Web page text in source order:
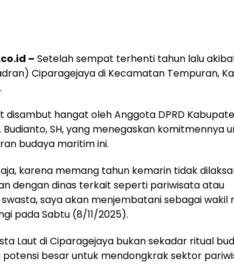
– Setelah sempat terhenti tahun lalu
Ciparagejaya di Kecamatan Tempuran,
disambut hangat oleh Anggota DPRD
SH, yang menegaskan komitmennya
budaya maritim ini.
karena memang tahun kemarin tidak
dengan dinas terkait seperti pariwisata atau
saya akan menjembatani sebagai wakil
pada Sabtu (8/11/2025).
Laut di Ciparagejaya bukan sekadar ritual
potensi besar untuk mendongkrak sektor